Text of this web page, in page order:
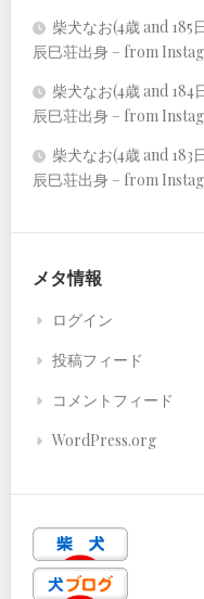
柴犬なお(4歳 and
辰巳荘出身 – from
柴犬なお(4歳 and
辰巳荘出身 – from
柴犬なお(4歳 and
辰巳荘出身 – from
メタ情報
ログイン
投稿フィード
コメントフィード
WordPress.org